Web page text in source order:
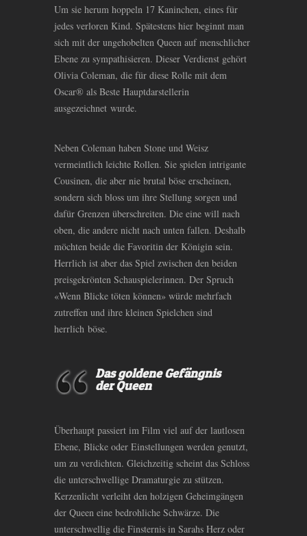
Um sie herum hoppeln 17 Kaninchen, eines für
jedes verloren Kind. Spätestens hier beginnt man
sich mit der ungehobelten Queen auf menschlicher
Ebene zu sympathisieren. Dieser Verdienst gehört
Olivia Coleman, die für diese Rolle mit dem
Oscar® als Beste Hauptdarstellerin
ausgezeichnet wurde.
Neben Coleman haben Stone und Weisz
vermeintlich leichte Rollen. Sie spielen intrigante
Cousinen, die aber nie brutal böse erscheinen,
sondern sich bloss um ihre Stellung sorgen und
dafür Grenzen überschreiten. Die eine will nach
oben, die andere nicht nach unten fallen. Deshalb
möchten beide die Favoritin der Königin sein.
Herrlich ist aber das Spiel zwischen den beiden
preisgekrönten Schauspielerinnen. Der Spruch
«Wenn Blicke töten können» würde mehrfach
zutreffen und ihre kleinen Spielchen sind
herrlich böse.
Das goldene Gefängnis
der Queen
Überhaupt passiert im Film viel auf der lautlosen
Ebene, Blicke oder Einstellungen werden genutzt,
um zu verdichten. Gleichzeitig scheint das Schloss
die unterschwellige Dramaturgie zu stützen.
Kerzenlicht verleiht den holzigen Geheimgängen
der Queen eine bedrohliche Schwärze. Die
unterschwellig die Finsternis in Sarahs Herz oder